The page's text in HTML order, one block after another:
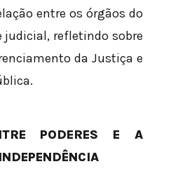
entre os órgãos do
judicial, refletindo sobre
da Justiça e
PODERES E A